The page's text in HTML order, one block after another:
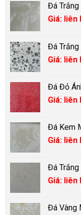
Đá Trắng
Giá: liên
Đá Trắng
Giá: liên
Đá Đỏ
Giá: liên
Đá Kem
Giá: liên
Đá
Giá: liên
Đá Vàng